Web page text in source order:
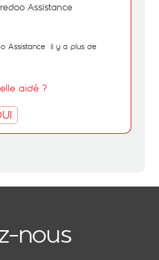
Assistance
Assistance il y a plus de
aidé ?
nous